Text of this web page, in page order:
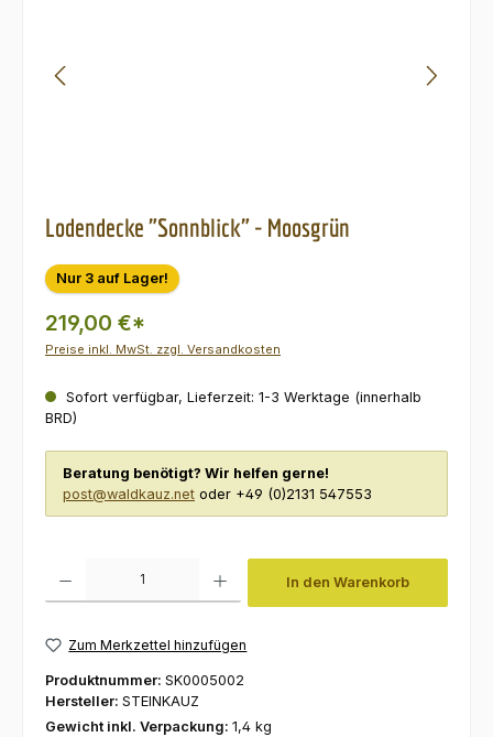
Lodendecke "Sonnblick" - Moosgrün
Nur 3 auf Lager!
219,00 €*
Preise inkl. MwSt. zzgl. Versandkosten
Sofort verfügbar, Lieferzeit: 1-3 Werktage (innerhalb
BRD)
Beratung benötigt? Wir helfen gerne!
post@waldkauz.net oder +49 (0)2131 547553
In den Warenkorb
Zum Merkzettel hinzufügen
Produktnummer: SK0005002
Hersteller: STEINKAUZ
Gewicht inkl. Verpackung: 1,4 kg